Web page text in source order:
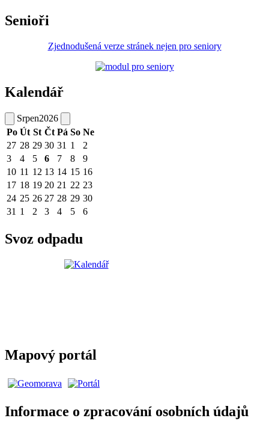
Senioři
Zjednodušená verze stránek nejen pro seniory
Kalendář
Srpen2026
Po Út St Čt Pá So Ne
27 28 29 30 31 1
2
3
4 5 6 7 8
9
10 11 12 13 14 15 16
17 18 19 20 21 22 23
24 25 26 27 28 29 30
31 1 2 3 4 5 6
Svoz odpadu
Mapový portál
Informace o zpracování osobních údajů